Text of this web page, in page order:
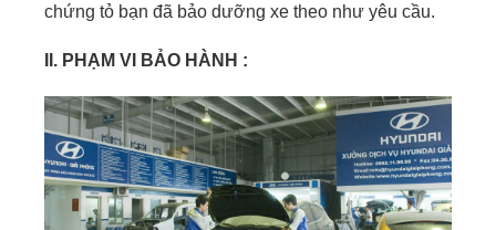
chứng tỏ bạn đã bảo dưỡng xe theo như yêu cầu.
II. PHẠM VI BẢO HÀNH :